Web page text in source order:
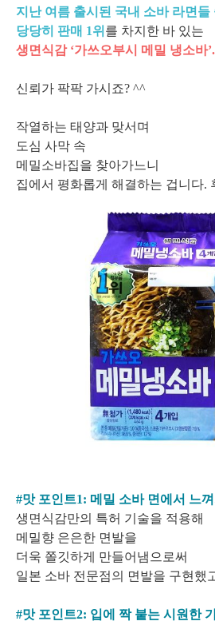
지난 여름 출시된 국내 소바 라면들
당당히 판매 1위 를 차지한 바 있는
생면식감 ‘가쓰오부시 메밀 냉소바’.
신뢰가 팍팍 가시죠? ^^
작열하는 태양과 맞서며
도심 사막 속
메밀소바집을 찾아가느니
집에서 평화롭게 해결하는 겁니다.
#맛 포인트1: 메밀 소바 면에서 느
생면식감만의 특허 기술을 적용해
메밀향 은은한 면발을
더욱 쫄깃하게 만들어냄으로써
일본 소바 전문점의 면발을 구현했
#맛 포인트2: 입에 짝 붙는 시원한